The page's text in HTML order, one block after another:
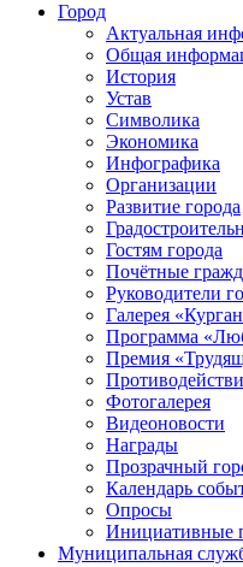
Город
Актуальная
Общая
История
Устав
Символика
Экономика
Инфографика
Организации
Развитие города
Гостям города
Почётные
Руководители
Галерея
Программа
Премия
Фотогалерея
Видеоновости
Награды
Прозрачный
Календарь
Опросы
Инициативные
Муниципальная